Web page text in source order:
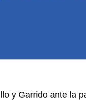
y Garrido ante la